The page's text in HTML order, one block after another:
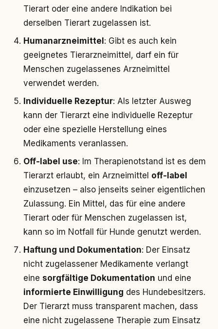
Tierart oder eine andere Indikation bei
derselben Tierart zugelassen ist.
Humanarzneimittel : Gibt es auch kein
geeignetes Tierarzneimittel, darf ein für
Menschen zugelassenes Arzneimittel
verwendet werden.
Individuelle Rezeptur: Als letzter Ausweg
kann der Tierarzt eine individuelle Rezeptur
oder eine spezielle Herstellung eines
Medikaments veranlassen.
Off-label use: Im Therapienotstand ist es dem
Tierarzt erlaubt, ein Arzneimittel off-label
einzusetzen – also jenseits seiner eigentlichen
Zulassung. Ein Mittel, das für eine andere
Tierart oder für Menschen zugelassen ist,
kann so im Notfall für Hunde genutzt werden.
Haftung und Dokumentation: Der Einsatz
nicht zugelassener Medikamente verlangt
eine sorgfältige Dokumentation und eine
informierte Einwilligung des Hundebesitzers.
Der Tierarzt muss transparent machen, dass
eine nicht zugelassene Therapie zum Einsatz